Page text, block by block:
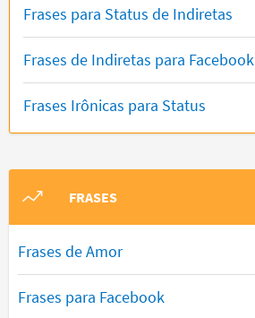
Frases para Status de Indiretas
Frases de Indiretas para Facebook
Frases Irônicas para Status
FRASES
Frases de Amor
Frases para Facebook